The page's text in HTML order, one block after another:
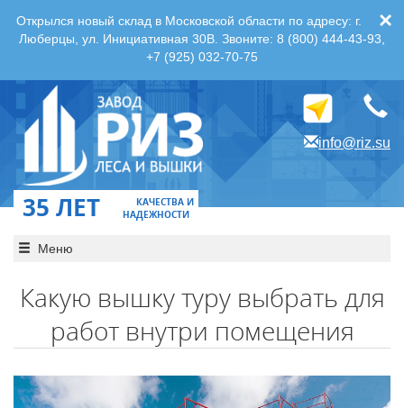
×
Открылся новый склад в Московской области по адресу: г.
Люберцы, ул. Инициативная 30В. Звоните: 8 (800) 444-43-93,
+7 (925) 032-70-75
info@riz.su
35 ЛЕТ
КАЧЕСТВА И
НАДЕЖНОСТИ
Меню
Какую вышку туру выбрать для
работ внутри помещения